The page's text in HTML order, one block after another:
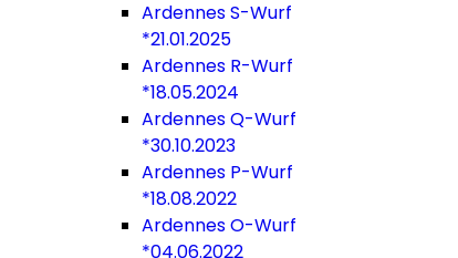
Ardennes S-Wurf
*21.01.2025
Ardennes R-Wurf
*18.05.2024
Ardennes Q-Wurf
*30.10.2023
Ardennes P-Wurf
*18.08.2022
Ardennes O-Wurf
*04.06.2022